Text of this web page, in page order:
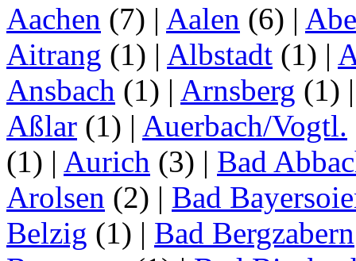
Aachen (7) | Aalen (6) |
Aitrang (1) | Albstadt (1) |
Ansbach (1) | Arnsberg (1)
Aßlar (1) | Auerbach/Vogtl.
(1) | Aurich (3) | Bad
Arolsen (2) | Bad
Belzig (1) | Bad Bergzabern